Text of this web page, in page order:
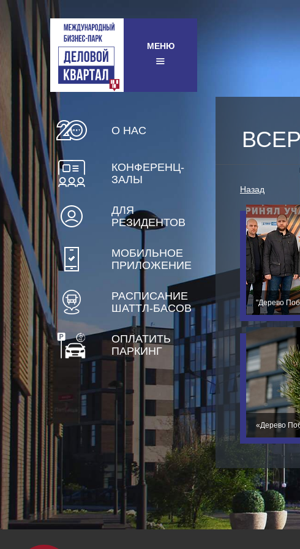
МЕНЮ
О НАС
КОНФЕРЕНЦ-
ЗАЛЫ
ДЛЯ
РЕЗИДЕНТОВ
МОБИЛЬНОЕ
ПРИЛОЖЕНИЕ
РАСПИСАНИЕ
ШАТТЛ-БАСОВ
ОПЛАТИТЬ
ПАРКИНГ
Назад
"Дерево
«Дерево